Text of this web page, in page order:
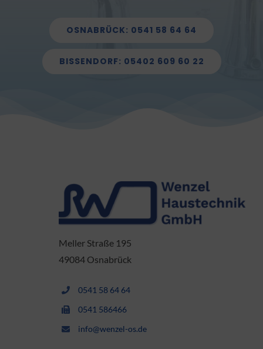
OSNABRÜCK: 0541 58 64 64
BISSENDORF: 05402 609 60 22
Meller Straße 195
49084 Osnabrück
0541 58 64 64
0541 586466
info@wenzel-os.de